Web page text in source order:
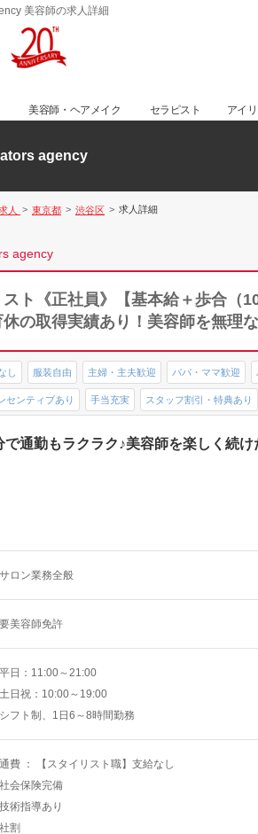
美容師の求人詳細
美容師・ヘアメイク セラピスト アイ
agency
人 東京都 渋谷区 求人詳細
agency
ト《正社員》【基本給＋歩合（
の取得実績あり！美容師を無理
し 服装自由 主婦・主夫歓迎 パパ・ママ歓迎
センティブあり 手当充実 スタッフ割引・特典あり
通勤もラクラク♪美容師を楽しく続
サロン業務全般
要美容師免許
平日：11:00～21:00
土日祝：10:00～19:00
フト制、1日6～8時間勤務
費 ： 【スタイリスト職】支給なし
社会保険完備
技術指導あり
割